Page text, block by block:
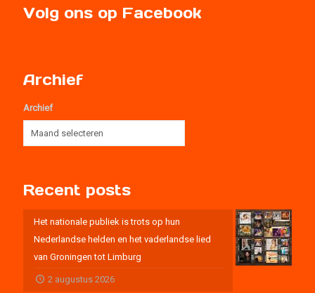
Volg ons op Facebook
Archief
Archief
Recent posts
Het nationale publiek is trots op hun
Nederlandse helden en het vaderlandse lied
van Groningen tot Limburg
2 augustus 2026